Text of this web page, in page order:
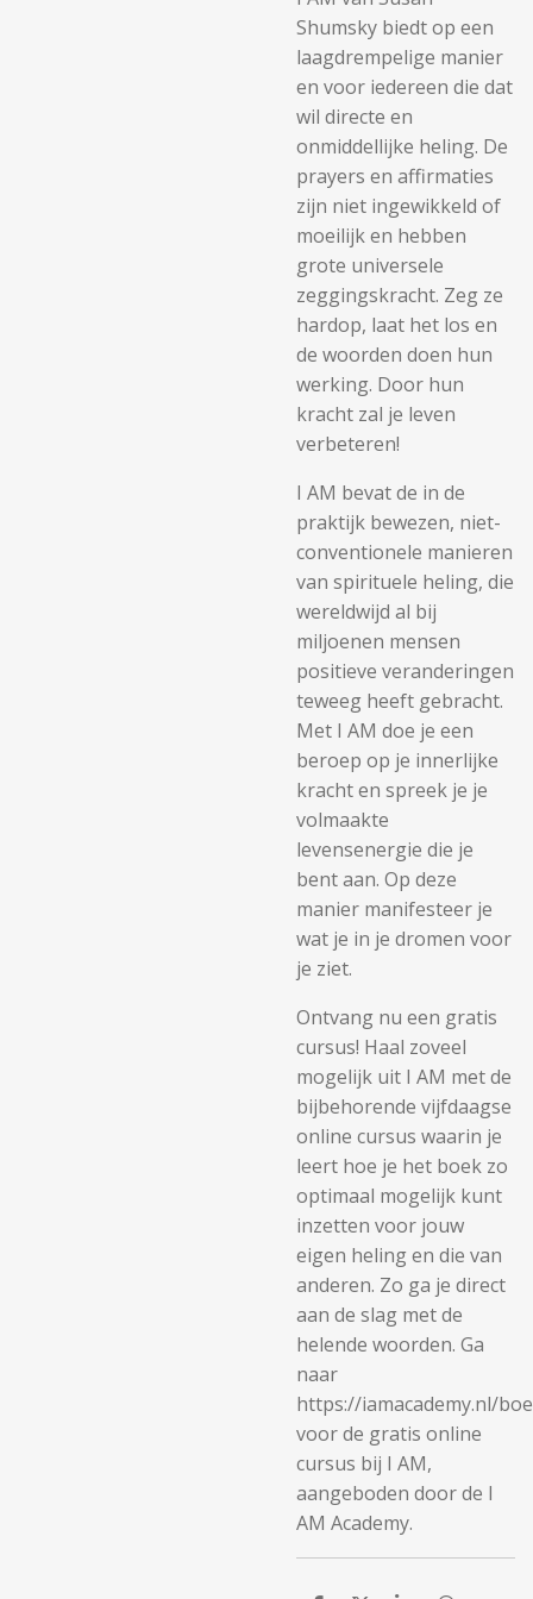
Shumsky biedt op een
laagdrempelige manier
en voor iedereen die dat
wil directe en
onmiddellijke heling. De
prayers en affirmaties
zijn niet ingewikkeld of
moeilijk en hebben
grote universele
zeggingskracht. Zeg ze
hardop, laat het los en
de woorden doen hun
werking. Door hun
kracht zal je leven
verbeteren!
I AM bevat de in de
praktijk bewezen, niet-
conventionele manieren
van spirituele heling, die
wereldwijd al bij
miljoenen mensen
positieve veranderingen
teweeg heeft gebracht.
Met I AM doe je een
beroep op je innerlijke
kracht en spreek je je
volmaakte
levensenergie die je
bent aan. Op deze
manier manifesteer je
wat je in je dromen voor
je ziet.
Ontvang nu een gratis
cursus! Haal zoveel
mogelijk uit I AM met de
bijbehorende vijfdaagse
online cursus waarin je
leert hoe je het boek zo
optimaal mogelijk kunt
inzetten voor jouw
eigen heling en die van
anderen. Zo ga je direct
aan de slag met de
helende woorden. Ga
naar
https://iamacademy.nl/
voor de gratis online
cursus bij I AM,
aangeboden door de I
AM Academy.